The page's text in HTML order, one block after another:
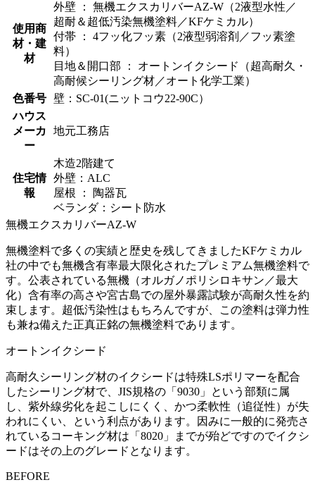
使用商
材・建
材
外壁 ： 無機エクスカリバーAZ-W（2液型水性／
超耐＆超低汚染無機塗料／KFケミカル）
付帯 ： 4フッ化フッ素（2液型弱溶剤／フッ素塗
料）
目地＆開口部 ： オートンイクシード（超高耐久・
高耐候シーリング材／オート化学工業）
色番号
壁：SC-01(ニットコウ22-90C）
ハウス
メーカ
ー
地元工務店
住宅情
報
木造2階建て
外壁：ALC
屋根 ： 陶器瓦
ベランダ：シート防水
無機エクスカリバーAZ-W
無機塗料で多くの実績と歴史を残してきましたKFケミカル
社の中でも無機含有率最大限化されたプレミアム無機塗料で
す。公表されている無機（オルガノポリシロキサン／最大
化）含有率の高さや宮古島での屋外暴露試験が高耐久性を約
束します。超低汚染性はもちろんですが、この塗料は弾力性
も兼ね備えた正真正銘の無機塗料であります。
オートンイクシード
高耐久シーリング材のイクシードは特殊LSポリマーを配合
したシーリング材で、JIS規格の「9030」という部類に属
し、紫外線劣化を起こしにくく、かつ柔軟性（追従性）が失
われにくい、という利点があります。因みに一般的に発売さ
れているコーキング材は「8020」までが殆どですのでイクシ
ードはその上のグレードとなります。
BEFORE